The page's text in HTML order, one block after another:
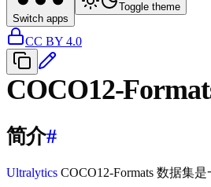
Switch apps
Toggle theme
CC BY 4.0
COCO12-
简介#
Ultralytics COCO12-Formats 数据集